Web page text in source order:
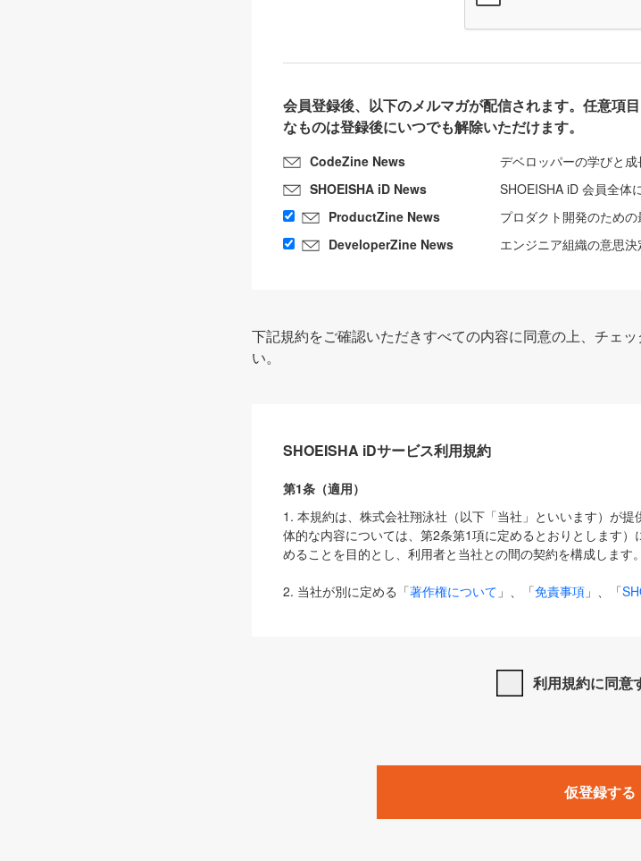
会員登録後、以下のメルマガが配信されます。任意項
なものは登録後にいつでも解除いただけます。
CodeZine News
デベロッパーの学びと
SHOEISHA iD News
SHOEISHA iD 会員全体
ProductZine News
プロダクト開発のための
DeveloperZine News
エンジニア組織の意思
下記規約をご確認いただきすべての内容に同意の上、チェ
い。
SHOEISHA iDサービス利用規約
第1条（適用）
1. 本規約は、株式会社翔泳社（以下「当社」といいます）が
体的な内容については、第2条第1項に定めるとおりとします
めることを目的とし、利用者と当社との間の契約を構成します。
2. 当社が別に定める「著作権について 」、「免責事項 」、「
は、本規約の規定が優先して適用されるものとします。
1. 「本サービス」とは、当社が提供する以下のサービス（名
みます）及びこれらサービスに関連して当社が実施するイベン
「SEBook」「SEShop」「CodeZine」「MarkeZine」「
利用規約に同意
仮登録する